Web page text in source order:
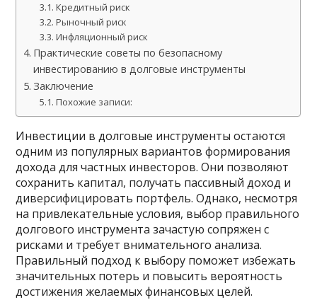
Кредитный риск
Рыночный риск
Инфляционный риск
Практические советы по безопасному
инвестированию в долговые инструменты
Заключение
Похожие записи:
Инвестиции в долговые инструменты остаются
одним из популярных вариантов формирования
дохода для частных инвесторов. Они позволяют
сохранить капитал, получать пассивный доход и
диверсифицировать портфель. Однако, несмотря
на привлекательные условия, выбор правильного
долгового инструмента зачастую сопряжен с
рисками и требует внимательного анализа.
Правильный подход к выбору поможет избежать
значительных потерь и повысить вероятность
достижения желаемых финансовых целей.